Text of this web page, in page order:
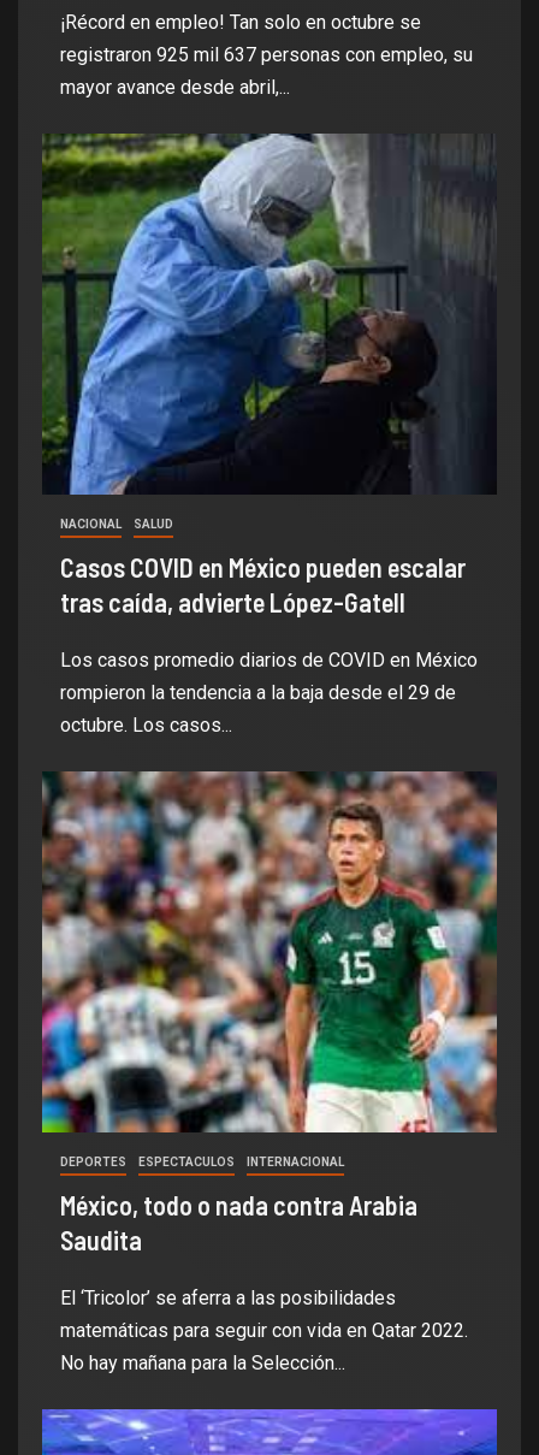
¡Récord en empleo! Tan solo en octubre se
registraron 925 mil 637 personas con empleo, su
mayor avance desde abril,...
NACIONAL SALUD
Casos COVID en México pueden escalar
tras caída, advierte López-Gatell
Los casos promedio diarios de COVID en México
rompieron la tendencia a la baja desde el 29 de
octubre. Los casos...
DEPORTES ESPECTACULOS INTERNACIONAL
México, todo o nada contra Arabia
Saudita
El ‘Tricolor’ se aferra a las posibilidades
matemáticas para seguir con vida en Qatar 2022.
No hay mañana para la Selección...